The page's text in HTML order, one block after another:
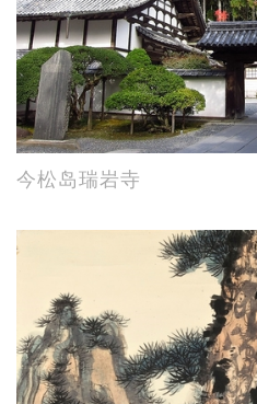
今松岛瑞岩寺